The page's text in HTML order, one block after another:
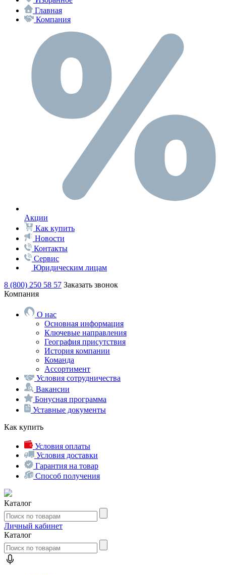
Главная
Компания
Акции
Как купить
Новости
Контакты
Сервис
Юридическим лицам
8 (800) 250 58 57 Заказать звонок
Компания
О нас
Основная информация
Ключевые направления
География присутствия
История компании
Команда
Ассортимент
Условия сотрудничества
Вакансии
Бонусная программа
Уставные документы
Как купить
Условия оплаты
Условия доставки
Гарантия на товар
Способ получения
Каталог
Личный кабинет
Каталог